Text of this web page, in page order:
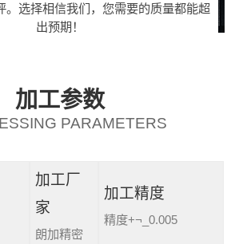
。选择相信我们，您需要的质量都能超
出预期！
加工参数
PARAMETERS
加工厂
家
朗加精密
加工精度
精度+¬_0.005